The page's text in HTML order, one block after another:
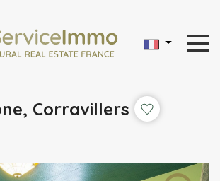
Corravillers